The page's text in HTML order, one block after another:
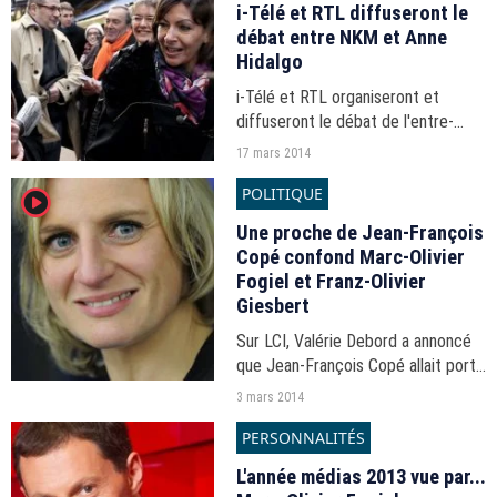
i-Télé et RTL diffuseront le
débat entre NKM et Anne
Hidalgo
i-Télé et RTL organiseront et
diffuseront le débat de l'entre-
deux-tours des municipales à Paris
17 mars 2014
player2 POLITIQUE
Une proche de Jean-François
Copé confond Marc-Olivier
Fogiel et Franz-Olivier
Giesbert
Sur LCI, Valérie Debord a annoncé
que Jean-François Copé allait porte
plainte contre "Le Point" et
confondant le journaliste de RTL
3 mars 2014
PERSONNALITÉS
L'année médias 2013 vue par...